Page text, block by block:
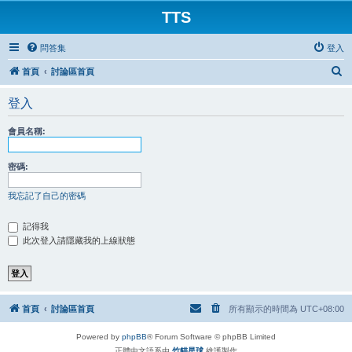
TTS
問答集 登入
首頁 討論區首頁
登入
會員名稱:
密碼:
我忘記了自己的密碼
記得我
此次登入請隱藏我的上線狀態
首頁 討論區首頁 所有顯示的時間為 UTC+08:00
Powered by phpBB® Forum Software © phpBB Limited